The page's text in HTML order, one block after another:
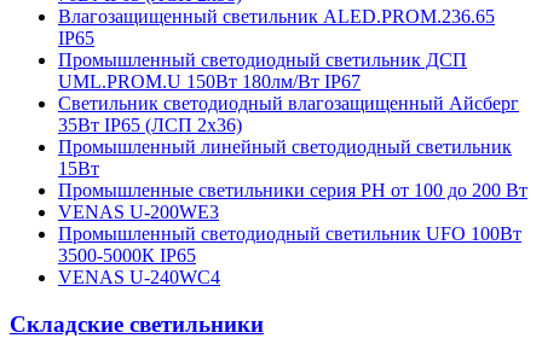
Влагозащищенный светильник ALED.PROM.236.65
IP65
Промышленный светодиодный светильник ДСП
UML.PROM.U 150Вт 180лм/Вт IP67
Светильник светодиодный влагозащищенный Айсберг
35Вт IP65 (ЛСП 2х36)
Промышленный линейный светодиодный светильник
15Вт
Промышленные светильники серия PH от 100 до 200 Вт
VENAS U-200WE3
Промышленный светодиодный светильник UFO 100Вт
3500-5000К IP65
VENAS U-240WC4
Складские светильники